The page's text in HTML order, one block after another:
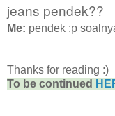
jeans pendek??
Me: pendek :p
Thanks for reading :)
To be continued